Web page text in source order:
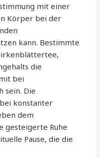
mit einer
Körper bei der
kann. Bestimmte
die
bei
sein. Die
konstanter
dem
gesteigerte Ruhe
Pause, die die